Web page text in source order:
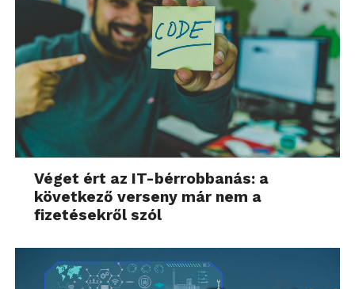
Véget ért az IT-bérrobbanás: a
következő verseny már nem a
fizetésekről szól